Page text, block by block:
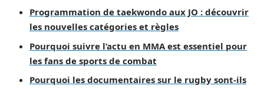
Programmation de taekwondo aux JO : découvrir
les nouvelles catégories et règles
Pourquoi suivre l’actu en MMA est essentiel pour
les fans de sports de combat
Pourquoi les documentaires sur le rugby sont-ils